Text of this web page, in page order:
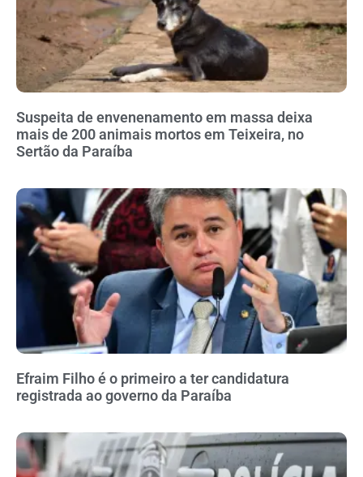
Suspeita de envenenamento em massa deixa
mais de 200 animais mortos em Teixeira, no
Sertão da Paraíba
Efraim Filho é o primeiro a ter candidatura
registrada ao governo da Paraíba